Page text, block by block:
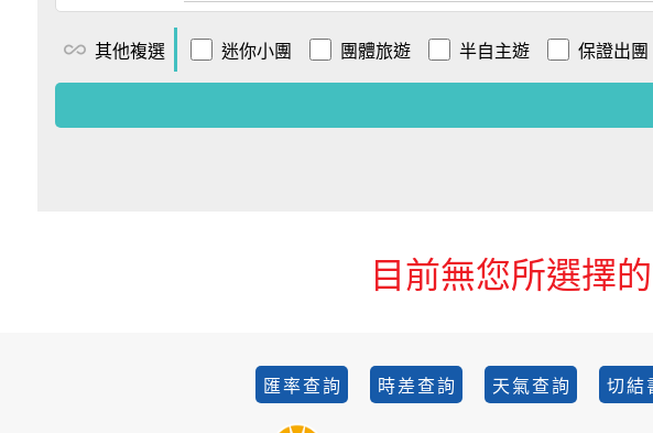
all_inclusive 其他複選 迷你小團 團體旅遊 半自主遊 保證出團
目前無您所選擇
匯率查詢 時差查詢 天氣查詢 切結